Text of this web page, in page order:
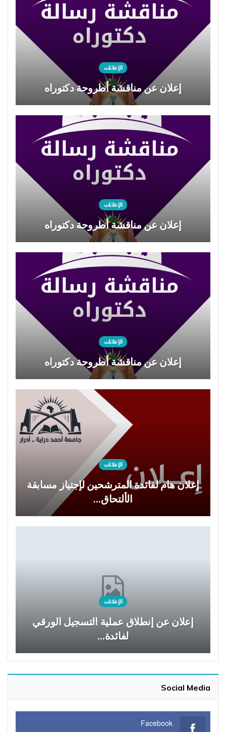
الإعلانات
إعلان عن مناقشة أطروحة دكتوراه
الإعلانات
إعلان عن مناقشة أطروحة دكتوراه
الإعلانات
إعلان عن مناقشة أطروحة دكتوراه
الإعلانات
إعلان هام لفائدة المترشحين لإجتياز مسابقة
الألتحاق…
الإعلانات
إعلان عن إنطلاق عملية التسجيل الورقي
لفائدة…
Social Media
Facebook